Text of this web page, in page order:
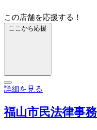
この店舗を応援する！
ここから応援
詳細を見る
福山市民法律事